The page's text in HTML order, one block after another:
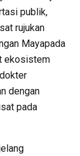
publik,
rujukan
Mayapada
ekosistem
dengan
pada